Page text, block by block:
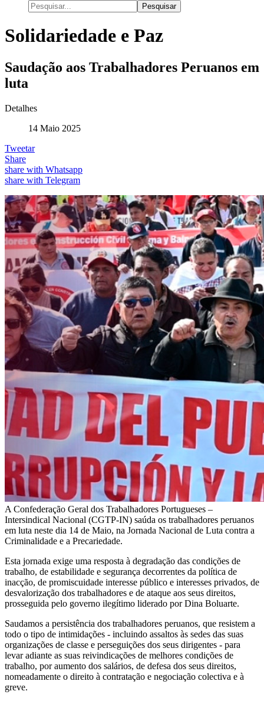
Pesquisar
Solidariedade e Paz
Saudação aos Trabalhadores Peruanos em
luta
Detalhes
14 Maio 2025
Tweetar
Share
share with Whatsapp
share with Telegram
A Confederação Geral dos Trabalhadores Portugueses –
Intersindical Nacional (CGTP-IN) saúda os trabalhadores peruanos
em luta neste dia 14 de Maio, na Jornada Nacional de Luta contra a
Criminalidade e a Precariedade.
Esta jornada exige uma resposta à degradação das condições de
trabalho, de estabilidade e segurança decorrentes da política de
inacção, de promiscuidade interesse público e interesses privados, de
desvalorização dos trabalhadores e de ataque aos seus direitos,
prosseguida pelo governo ilegítimo liderado por Dina Boluarte.
Saudamos a persistência dos trabalhadores peruanos, que resistem a
todo o tipo de intimidações - incluindo assaltos às sedes das suas
organizações de classe e perseguições dos seus dirigentes - para
levar adiante as suas reivindicações de melhores condições de
trabalho, por aumento dos salários, de defesa dos seus direitos,
nomeadamente o direito à contratação e negociação colectiva e à
greve.